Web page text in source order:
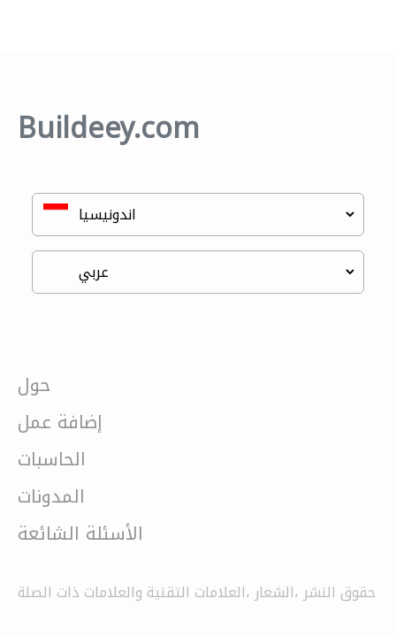
Buildeey.com
حول
إضافة عمل
الحاسبات
المدونات
الأسئلة الشائعة
حقوق النشر ،الشعار ،العلامات التقنية والعلامات ذات الصلة